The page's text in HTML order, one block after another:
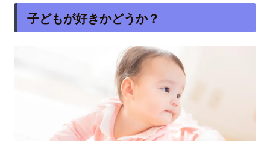
子どもが好きかどうか？